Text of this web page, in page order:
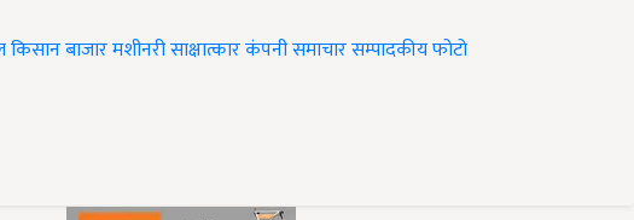
बाजारमशीनरीसाक्षात्कारकंपनी समाचारसम्पादकीयफोटो